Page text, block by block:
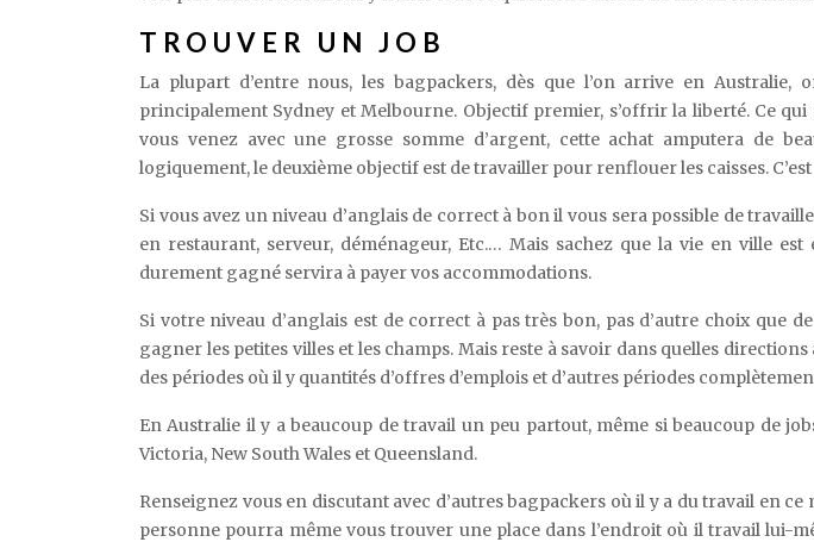
TROUVER UN JOB
La plupart d’entre nous, les bagpackers, dès que l’on arrive en Australie,
principalement Sydney et Melbourne. Objectif premier, s’offrir la liberté. Ce qui
vous venez avec une grosse somme d’argent, cette achat amputera de
logiquement, le deuxième objectif est de travailler pour renflouer les caisses.
Si vous avez un niveau d’anglais de correct à bon il vous sera possible de
en restaurant, serveur, déménageur, Etc.… Mais sachez que la vie en ville est
durement gagné servira à payer vos accommodations.
Si votre niveau d’anglais est de correct à pas très bon, pas d’autre choix que
gagner les petites villes et les champs. Mais reste à savoir dans quelles
des périodes où il y quantités d’offres d’emplois et d’autres périodes
En Australie il y a beaucoup de travail un peu partout, même si beaucoup de
Victoria, New South Wales et Queensland.
Renseignez vous en discutant avec d’autres bagpackers où il y a du travail en
personne pourra même vous trouver une place dans l’endroit où il travail lui-